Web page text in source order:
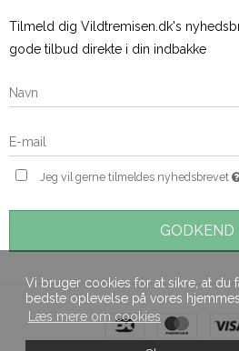
Vi bruger cookies for at sikre, at du
bedste oplevelse på vores
Læs mere om cookies
Tilmeld dig Vildtremisen.dk's
gode tilbud direkte i din indbakke
Jeg vil gerne tilmeldes nyhedsbrevet
GODKEND
Skabt med ♥ af